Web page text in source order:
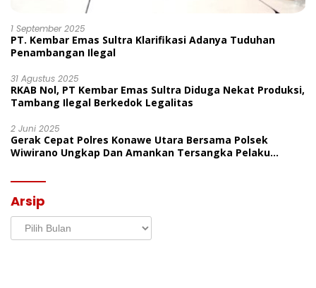
1 September 2025
PT. Kembar Emas Sultra Klarifikasi Adanya Tuduhan
Penambangan Ilegal
31 Agustus 2025
RKAB Nol, PT Kembar Emas Sultra Diduga Nekat Produksi,
Tambang Ilegal Berkedok Legalitas
2 Juni 2025
Gerak Cepat Polres Konawe Utara Bersama Polsek
Wiwirano Ungkap Dan Amankan Tersangka Pelaku
Arsip
Arsip